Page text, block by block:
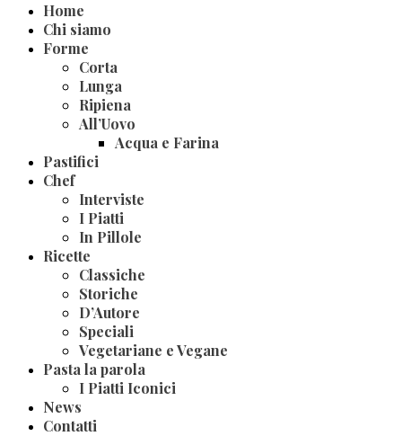
Home
Chi siamo
Forme
Corta
Lunga
Ripiena
All’Uovo
Acqua e Farina
Pastifici
Chef
Interviste
I Piatti
In Pillole
Ricette
Classiche
Storiche
D’Autore
Speciali
Vegetariane e Vegane
Pasta la parola
I Piatti Iconici
News
Contatti